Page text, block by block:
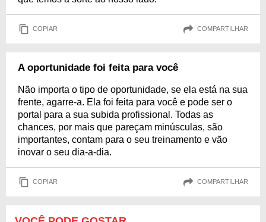
COPIAR COMPARTILHAR
A oportunidade foi feita para você
Não importa o tipo de oportunidade, se ela está na sua
frente, agarre-a. Ela foi feita para você e pode ser o
portal para a sua subida profissional. Todas as
chances, por mais que pareçam minúsculas, são
importantes, contam para o seu treinamento e vão
inovar o seu dia-a-dia.
COPIAR COMPARTILHAR